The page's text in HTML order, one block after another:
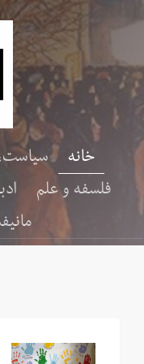
خانه
فلسفه و علم